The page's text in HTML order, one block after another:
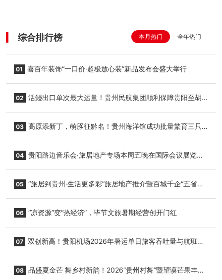
综合排行榜 本月热门 全年热门
01 喜百年装饰“一口价·超极放心装”新品发布会盛大举行
02 活鳗出口单次最大运量！贵州民航集团顺利保障贵阳至胡
03 高原添新丁，萌豚征黔名！贵州海洋馆成功批量繁育三只
04 贵阳路边音乐会·旅居地产专场本周五晚在国际会议展览中
05 “旅居到贵州·生活更多彩”旅居地产推介暨百城千企“五省
06 “凉资源”变“热经济”，毕节文旅暑期经营创开门红
07 双创新高！贵阳机场2026年暑运单日旅客吞吐量与航班起
08 品盛夏金芒 舞乡村新韵！2026“贵州村舞”暨望谟芒果丰收